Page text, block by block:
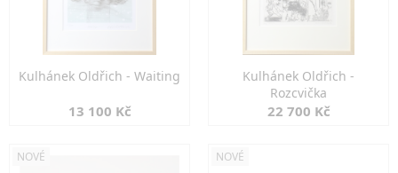
Kulhánek Oldřich - Waiting
13 100 Kč
Kulhánek Oldřich -
Rozcvička
22 700 Kč
NOVÉ NOVÉ